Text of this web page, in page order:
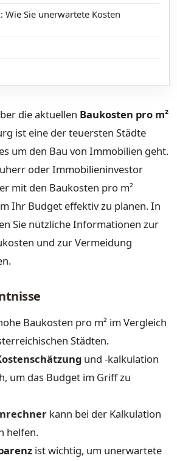
Wie Sie unerwartete Kosten
die aktuellen Baukosten pro m²
ist eine der teuersten Städte
um den Bau von Immobilien geht.
oder Immobilieninvestor
mit den Baukosten pro m²
Ihr Budget effektiv zu planen. In
Sie nützliche Informationen zur
und zur Vermeidung
Baukosten pro m² im Vergleich
Städten.
und -kalkulation
um das Budget im Griff zu
kann bei der Kalkulation
helfen.
ist wichtig, um unerwartete